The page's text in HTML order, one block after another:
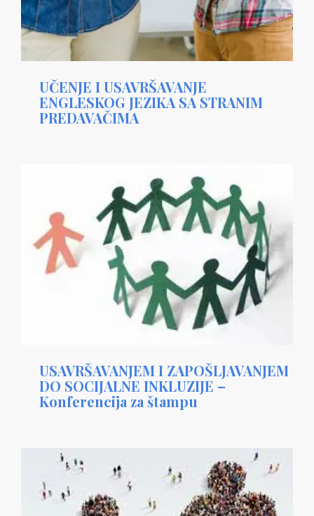
UČENJE I USAVRŠAVANJE
ENGLESKOG JEZIKA SA STRANIM
PREDAVAČIMA
USAVRŠAVANJEM I ZAPOŠLJAVANJEM
DO SOCIJALNE INKLUZIJE –
Konferencija za štampu